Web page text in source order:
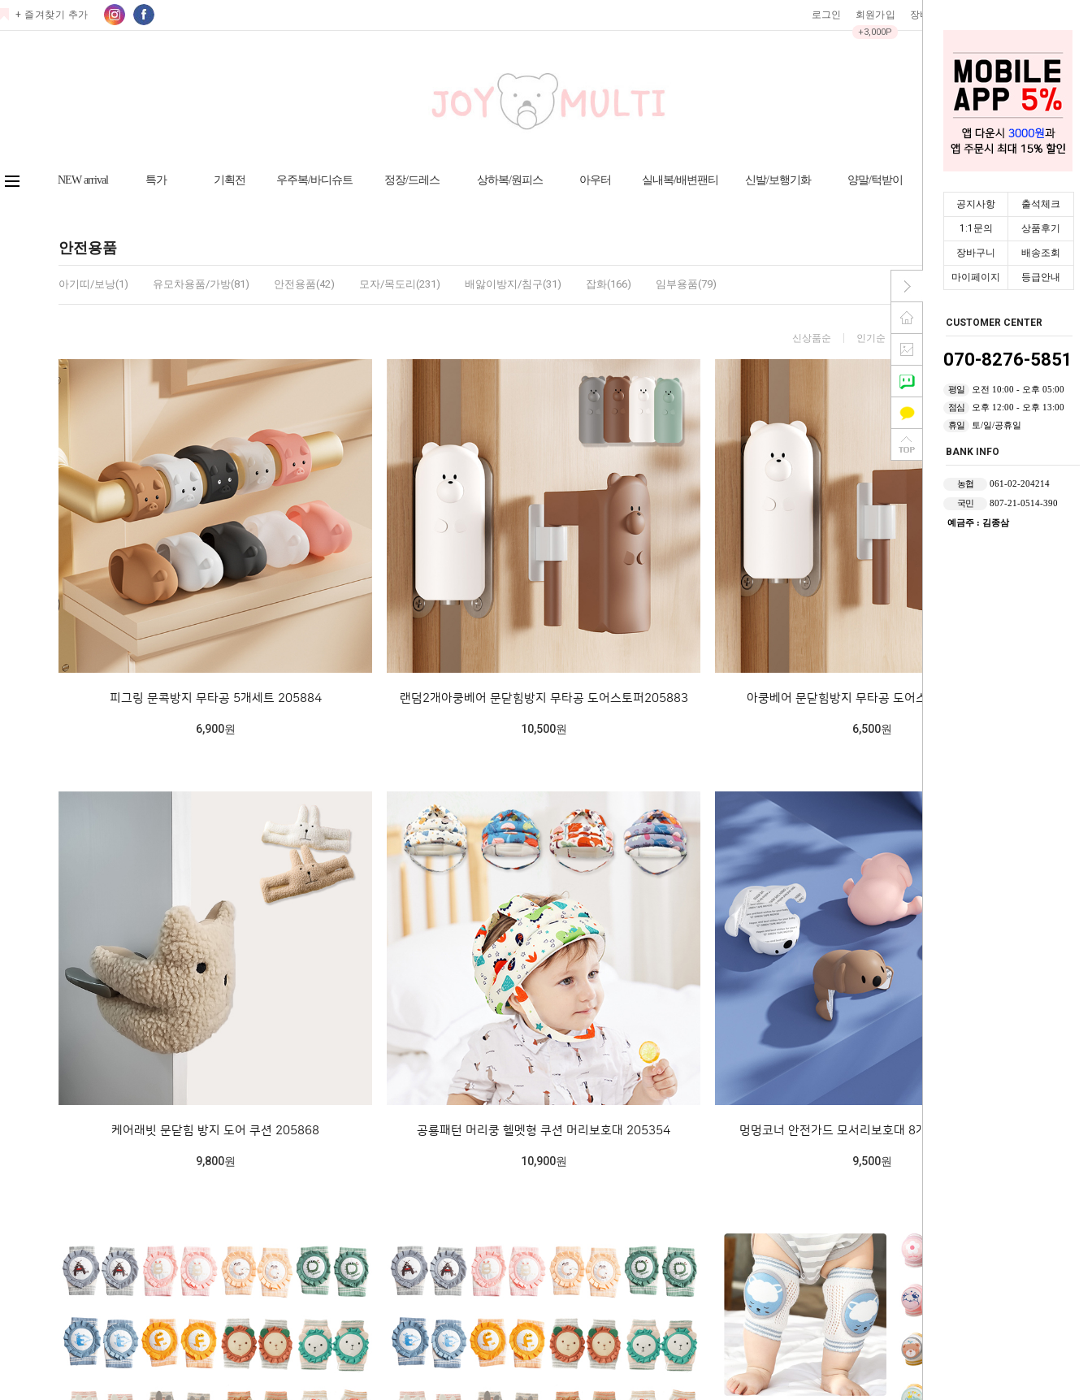
공지사항 출석체크
1:1문의 상품후기
장바구니 배송조회
마이페이지 등급안내
CUSTOMER CENTER
070-8276-5851
평일
오전 10:00 - 오후 05:00
점심
오후 12:00 - 오후 13:00
휴일
토/일/공휴일
BANK INFO
농협
061-02-204214
국민
807-21-0514-390
예금주 : 김종삼
+ 즐겨찾기 추가 로그인 회원가입
+3,000P
장바구니
NEW arrival 특가 기획전 우주복/바디슈트 정장/드레스 상하복/원피스 아우터 실내복/배변팬티 신발/보행기화 양말/턱받이
HOME>기타>안전용품
안전용품
아기띠/보낭(1) 유모차용품/가방(81) 안전용품(42) 모자/목도리(231) 배앓이방지/침구(31) 잡화(166) 임부용품(79)
신상품순 인기순 낮은가격순 높은가격순
피그링 문콕방지 무타공 5개세트 205884
6,900원
랜덤2개아쿵베어 문닫힘방지 무타공 도어스토퍼205883
10,500원
아쿵베어 문닫힘방지 무타공 도어스토퍼 205882
6,500원
케어래빗 문닫힘 방지 도어 쿠션 205868
9,800원
공룡패턴 머리쿵 헬멧형 쿠션 머리보호대 205354
10,900원
멍멍코너 안전가드 모서리보호대 8개1세트 205225
9,500원